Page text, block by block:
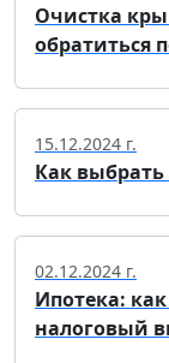
Очистка
обратиться
15.12.2024 г.
Как
02.12.2024 г.
Ипотека:
налоговый